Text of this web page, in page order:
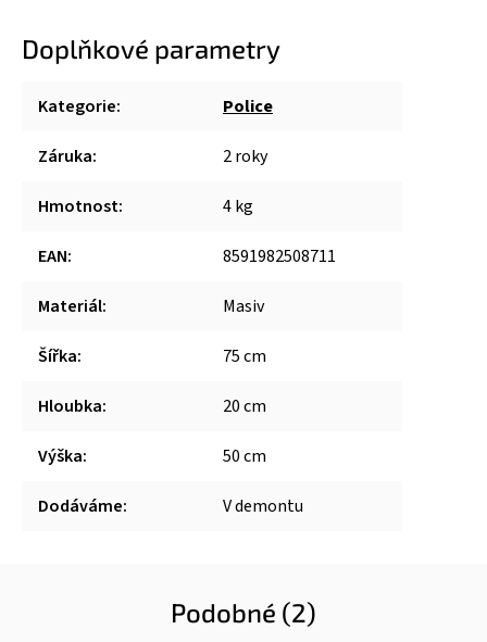
Doplňkové parametry
Kategorie: Police
Záruka: 2 roky
Hmotnost: 4 kg
EAN: 8591982508711
Materiál: Masiv
Šířka: 75 cm
Hloubka: 20 cm
Výška: 50 cm
Dodáváme: V demontu
Podobné (2)